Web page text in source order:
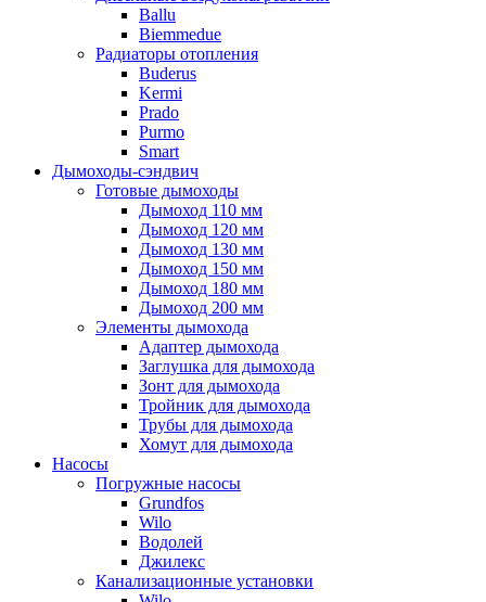
Ballu
Biemmedue
Радиаторы отопления
Buderus
Kermi
Prado
Purmo
Smart
Дымоходы-сэндвич
Готовые дымоходы
Дымоход 110 мм
Дымоход 120 мм
Дымоход 130 мм
Дымоход 150 мм
Дымоход 180 мм
Дымоход 200 мм
Элементы дымохода
Адаптер дымохода
Заглушка для дымохода
Зонт для дымохода
Тройник для дымохода
Трубы для дымохода
Хомут для дымохода
Насосы
Погружные насосы
Grundfos
Wilo
Водолей
Джилекс
Канализационные установки